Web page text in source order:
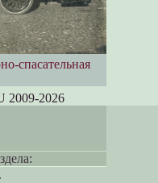
спасательная
2009-2026